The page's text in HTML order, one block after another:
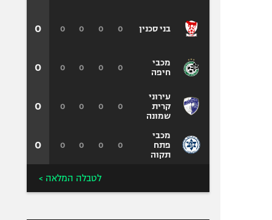
בני סכנין
מכבי
חיפה
עירוני
קרית
שמונה
מכבי
פתח
תקוה
0
0
0
0
0
0
0
0
0
0
0
0
0
0
0
0
0
0
0
0
לטבלה המלאה >